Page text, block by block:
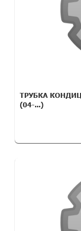
ТРУБКА
(04-...)